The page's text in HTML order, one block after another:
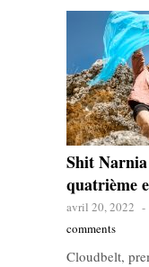
Shit
quatrième
avril 20, 2022 -
comments
Cloudbelt,